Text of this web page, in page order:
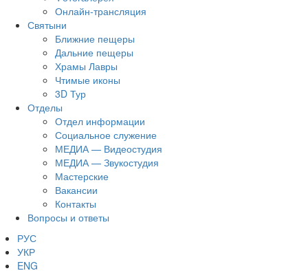
Онлайн-трансляция
Святыни
Ближние пещеры
Дальние пещеры
Храмы Лавры
Чтимые иконы
3D Тур
Отделы
Отдел информации
Социальное служение
МЕДИА — Видеостудия
МЕДИА — Звукостудия
Мастерские
Вакансии
Контакты
Вопросы и ответы
РУС
УКР
ENG